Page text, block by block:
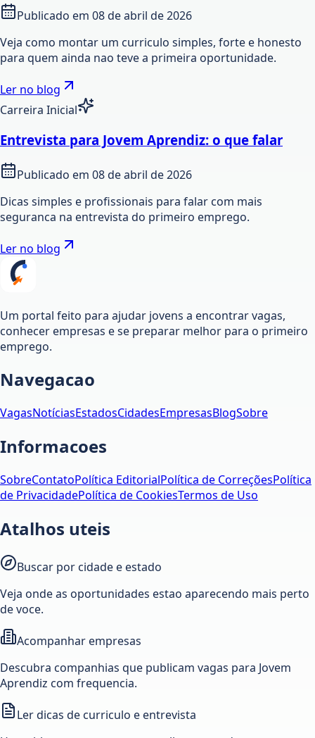
Publicado em 08 de abril de 2026
Veja como montar um curriculo simples, forte e honesto
para quem ainda nao teve a primeira oportunidade.
Ler no blog
Carreira Inicial
Entrevista para Jovem Aprendiz: o que falar
Publicado em 08 de abril de 2026
Dicas simples e profissionais para falar com mais
seguranca na entrevista do primeiro emprego.
Ler no blog
Um portal feito para ajudar jovens a encontrar vagas,
conhecer empresas e se preparar melhor para o primeiro
emprego.
Navegacao
VagasNotíciasEstadosCidadesEmpresasBlogSobre
Informacoes
SobreContatoPolítica EditorialPolítica de CorreçõesPolítica
de PrivacidadePolítica de CookiesTermos de Uso
Atalhos uteis
Buscar por cidade e estado
Veja onde as oportunidades estao aparecendo mais perto
de voce.
Acompanhar empresas
Descubra companhias que publicam vagas para Jovem
Aprendiz com frequencia.
Ler dicas de curriculo e entrevista